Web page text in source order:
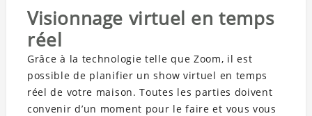
Visionnage virtuel en temps
réel
Grâce à la technologie telle que Zoom, il est
possible de planifier un show virtuel en temps
réel de votre maison. Toutes les parties doivent
convenir d’un moment pour le faire et vous vous